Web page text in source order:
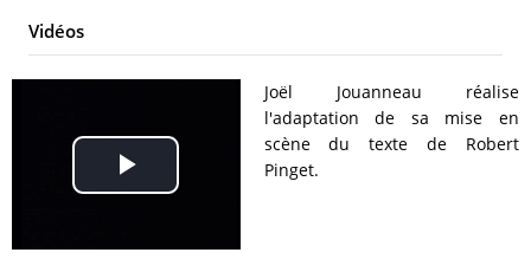
Vidéos
Play
Video
Joël Jouanneau réalise
l'adaptation de sa mise en
scène du texte de Robert
Pinget.